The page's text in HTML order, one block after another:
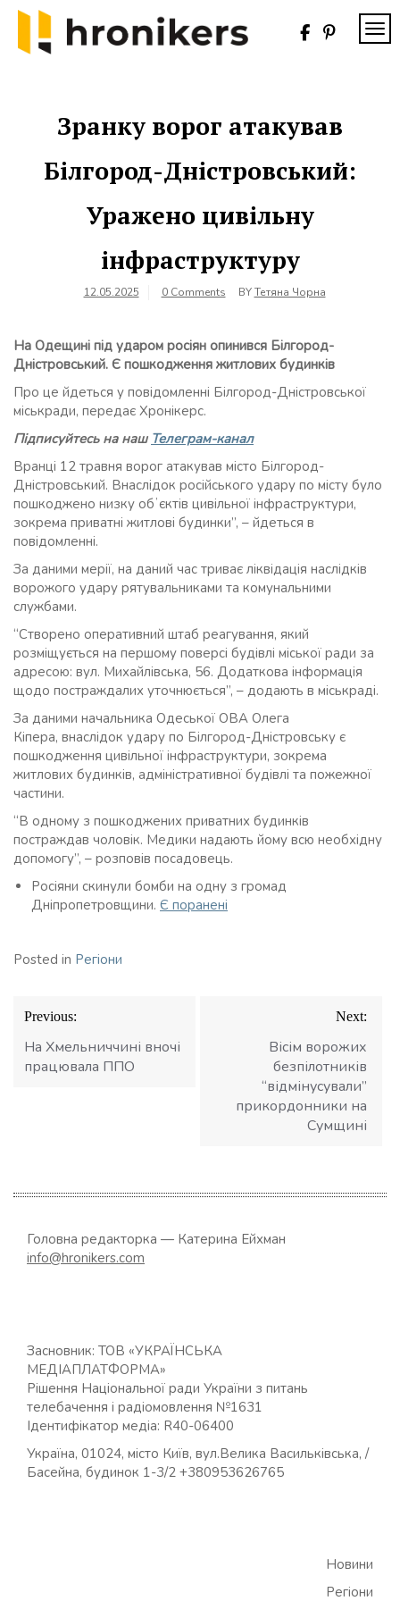
Skip
content
Зранку ворог атакував
Білгород-Дністровський:
Уражено цивільну
інфраструктуру
12.05.2025 0 Comments BYТетяна Чорна
На Одещині під ударом росіян опинився Білгород-
Дністровський. Є пошкодження житлових будинків
Про це йдеться у повідомленні Білгород-Дністровської
міськради, передає Хронікерс.
Підписуйтесь на наш Телеграм-канал
Вранці 12 травня ворог атакував місто Білгород-
Дністровський. Внаслідок російського удару по місту було
пошкоджено низку обʼєктів цивільної інфраструктури,
зокрема приватні житлові будинки”, – йдеться в
повідомленні.
За даними мерії, на даний час триває ліквідація наслідків
ворожого удару рятувальниками та комунальними
службами.
“Створено оперативний штаб реагування, який
розміщується на першому поверсі будівлі міської ради за
адресою: вул. Михайлівська, 56. Додаткова інформація
щодо постраждалих уточнюється”, – додають в міськраді.
За даними начальника Одеської ОВА Олега
Кіпера, внаслідок удару по Білгород-Дністровську є
пошкодження цивільної інфраструктури, зокрема
житлових будинків, адміністративної будівлі та пожежної
частини.
“В одному з пошкоджених приватних будинків
постраждав чоловік. Медики надають йому всю необхідну
допомогу”, – розповів посадовець.
Росіяни скинули бомби на одну з громад
Дніпропетровщини. Є поранені
Posted in Регіони
Навігація
записів
Previous:
На Хмельниччині вночі
працювала ППО
Next:
Вісім ворожих
безпілотників
“відмінусували”
прикордонники на
Сумщині
Головна редакторка — Катерина Ейхман
info@hronikers.com
Засновник: ТОВ «УКРАЇНСЬКА
МЕДІАПЛАТФОРМА»
Рішення Національної ради України з питань
телебачення і радіомовлення №1631
Ідентифікатор медіа: R40-06400
Україна, 01024, місто Київ, вул.Велика Васильківська, /
Басейна, будинок 1-3/2 +380953626765
Новини
Регіони